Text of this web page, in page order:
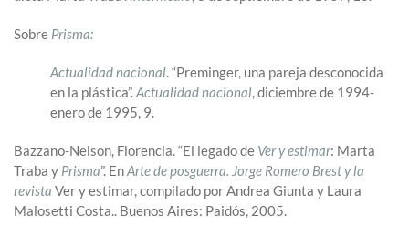
Sobre Prisma:
Actualidad nacional. “Preminger, una pareja desconocida
en la plástica”.Actualidad nacional, diciembre de 1994-
enero de 1995, 9.
Bazzano-Nelson, Florencia. “El legado de Ver y estimar: Marta
Traba y Prisma”. EnArte de posguerra. Jorge Romero Brest y la
revista Ver y estimar, compilado por Andrea Giunta y Laura
Malosetti Costa.. Buenos Aires: Paidós, 2005.